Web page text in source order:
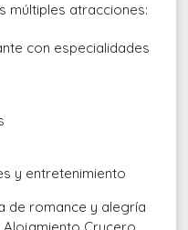
múltiples atracciones:
con especialidades
y entretenimiento
de romance y alegría